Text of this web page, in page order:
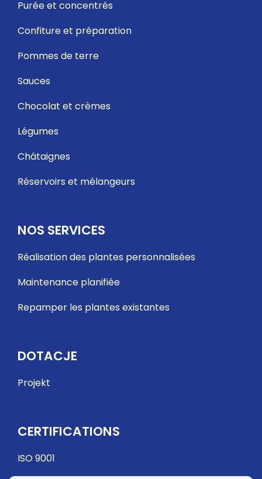
Purée et concentrés
Confiture et préparation
Pommes de terre
Sauces
Chocolat et crèmes
Légumes
Châtaignes
Réservoirs et mélangeurs
NOS SERVICES
Réalisation des plantes personnalisées
Maintenance planifiée
Repamper les plantes existantes
DOTACJE
Projekt
CERTIFICATIONS
ISO 9001